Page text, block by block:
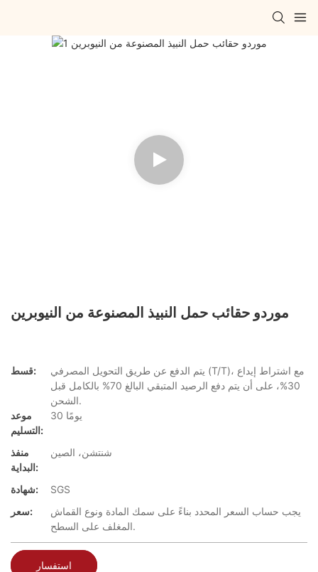
موردو حقائب حمل النبيذ المصنوعة من النيوبرين
قسط:
يتم الدفع عن طريق التحويل المصرفي (T/T)، مع اشتراط إيداع
30%، على أن يتم دفع الرصيد المتبقي البالغ 70% بالكامل قبل
الشحن.
موعد
التسليم:
30 يومًا
منفذ
البداية:
شنتشن، الصين
شهادة:
SGS
سعر:
يجب حساب السعر المحدد بناءً على سمك المادة ونوع القماش
المغلف على السطح.
استفسار